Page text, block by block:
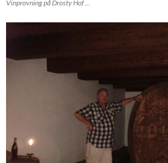
Vinprovning på Drosty Hof …